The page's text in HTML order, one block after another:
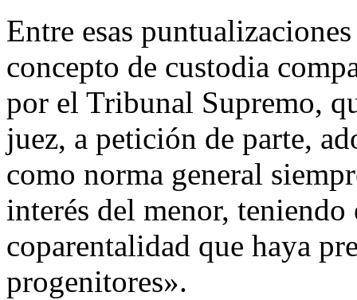
Entre esas
concepto de custodia
por el Tribunal Supremo,
juez, a petición de parte,
como norma general
interés del menor, teniendo
coparentalidad que haya
progenitores».